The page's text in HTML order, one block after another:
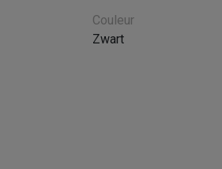
Couleur
Zwart